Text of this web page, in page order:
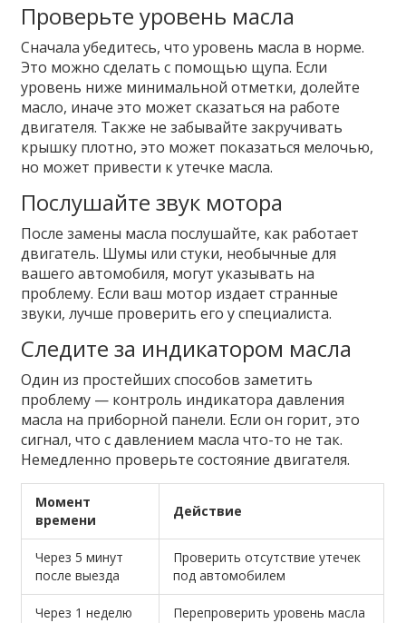
Проверьте уровень масла
Сначала убедитесь, что уровень масла в норме.
Это можно сделать с помощью щупа. Если
уровень ниже минимальной отметки, долейте
масло, иначе это может сказаться на работе
двигателя. Также не забывайте закручивать
крышку плотно, это может показаться мелочью,
но может привести к утечке масла.
Послушайте звук мотора
После замены масла послушайте, как работает
двигатель. Шумы или стуки, необычные для
вашего автомобиля, могут указывать на
проблему. Если ваш мотор издает странные
звуки, лучше проверить его у специалиста.
Следите за индикатором масла
Один из простейших способов заметить
проблему — контроль индикатора давления
масла на приборной панели. Если он горит, это
сигнал, что с давлением масла что-то не так.
Немедленно проверьте состояние двигателя.
Момент
времени
Действие
Через 5 минут
после выезда
Проверить отсутствие утечек
под автомобилем
Через 1 неделю Перепроверить уровень масла